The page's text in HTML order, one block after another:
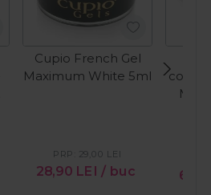
Cupio French Gel
Maximum White 5ml
28,90 LEI / buc
PRP: 29,00 LEI